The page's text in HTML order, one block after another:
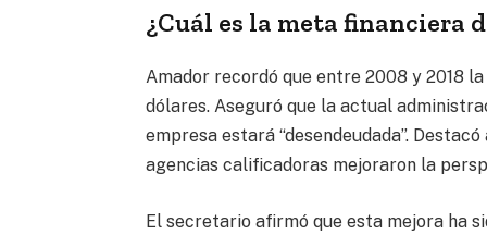
¿Cuál es la meta financiera
Amador recordó que entre 2008 y 2018
dólares. Aseguró que la actual
empresa estará “desendeudada”.
agencias calificadoras mejoraron la
El secretario afirmó que esta mejora ha